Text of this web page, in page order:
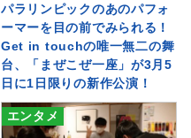
パラリンピックのあのパフォ
ーマーを目の前でみられる！
Get in touchの唯一無二の舞
台、「まぜこぜ一座」が3月5
日に1日限りの新作公演！
エンタメ